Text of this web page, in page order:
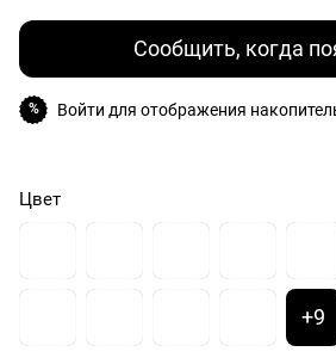
Сообщить, когда
% Войти для отображения
Цвет
+9